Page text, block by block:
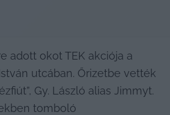
adott okot TEK akciója a
utcában. Őrizetbe vették
Gy. László alias Jimmyt.
tomboló